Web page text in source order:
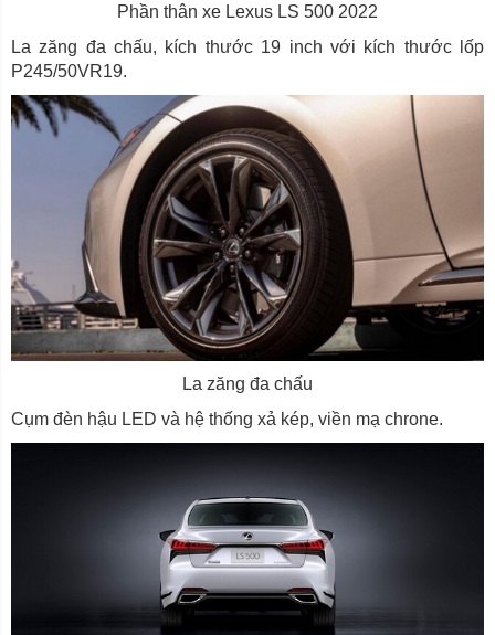
Phần thân xe Lexus LS 500 2022
La zăng đa chấu, kích thước 19 inch với kích thước lốp
P245/50VR19.
La zăng đa chấu
Cụm đèn hậu LED và hệ thống xả kép, viền mạ chrone.